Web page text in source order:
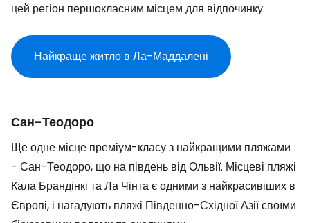
цей регіон першокласним місцем для відпочинку.
Найкраще житло в Ла-Маддалені
Сан-Теодоро
Ще одне місце преміум-класу з найкращими пляжами
- Сан-Теодоро, що на південь від Ольвії. Місцеві пляжі
Кала Брандінкі та Ла Чінта є одними з найкрасивіших в
Європі, і нагадують пляжі Південно-Східної Азії своїми